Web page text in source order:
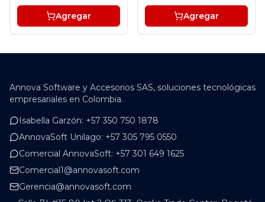
Agregar Agregar
Annova Software y Accesorios SAS, soluciones tecnológicas
empresariales en Colombia.
Isabella Garzón: +57 350 750 1878
AnnovaSoft Unilago: +57 305 795 0550
Comercial AnnovaSoft: +57 301 649 1625
Comercial1@annovasoft.com
Gerencia@annovasoft.com